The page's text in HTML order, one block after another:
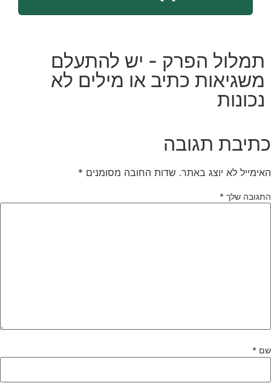
תמלול הפרק - יש להתעלם
משגיאות כתיב או מילים לא
נכונות
תגובה
לא יוצג באתר. שדות החובה מסומנים *
שלך *
*